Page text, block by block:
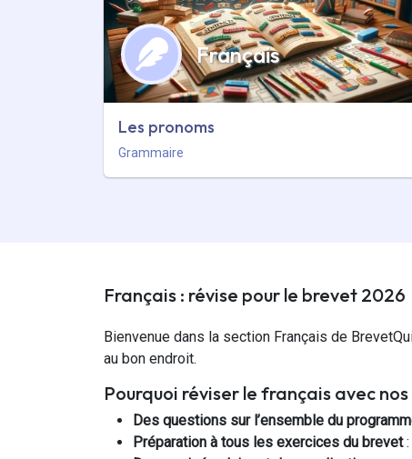
Français
Les pronoms
Grammaire
Français : révise pour le brevet 2026
Bienvenue dans la section Français de
au bon endroit.
Pourquoi réviser le français avec
Des questions sur l’ensemble du
Préparation à tous les exercices du brevet: